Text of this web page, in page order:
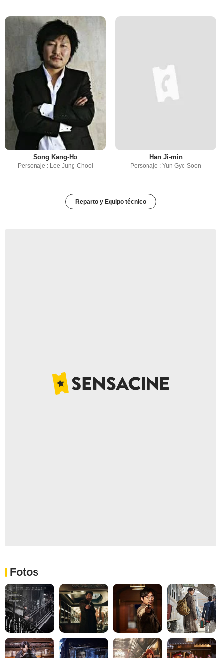
Song Kang-Ho
Personaje : Lee Jung-Chool
Han Ji-min
Personaje : Yun Gye-Soon
Reparto y Equipo técnico
Fotos